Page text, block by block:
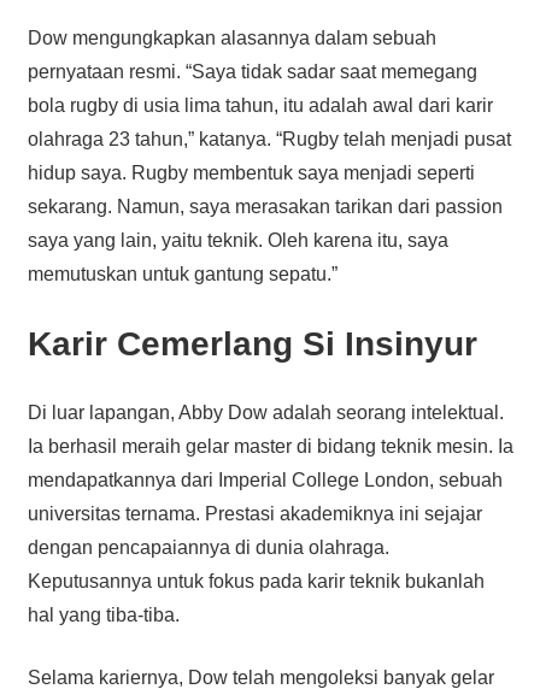
Dow mengungkapkan alasannya dalam sebuah
pernyataan resmi. “Saya tidak sadar saat memegang
bola rugby di usia lima tahun, itu adalah awal dari karir
olahraga 23 tahun,” katanya. “Rugby telah menjadi pusat
hidup saya. Rugby membentuk saya menjadi seperti
sekarang. Namun, saya merasakan tarikan dari passion
saya yang lain, yaitu teknik. Oleh karena itu, saya
memutuskan untuk gantung sepatu.”
Karir Cemerlang Si Insinyur
Di luar lapangan, Abby Dow adalah seorang intelektual.
Ia berhasil meraih gelar master di bidang teknik mesin. Ia
mendapatkannya dari Imperial College London, sebuah
universitas ternama. Prestasi akademiknya ini sejajar
dengan pencapaiannya di dunia olahraga.
Keputusannya untuk fokus pada karir teknik bukanlah
hal yang tiba-tiba.
Selama kariernya, Dow telah mengoleksi banyak gelar